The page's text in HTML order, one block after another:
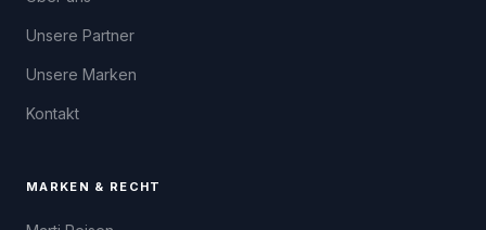
Unsere Partner
Unsere Marken
Kontakt
MARKEN & RECHT